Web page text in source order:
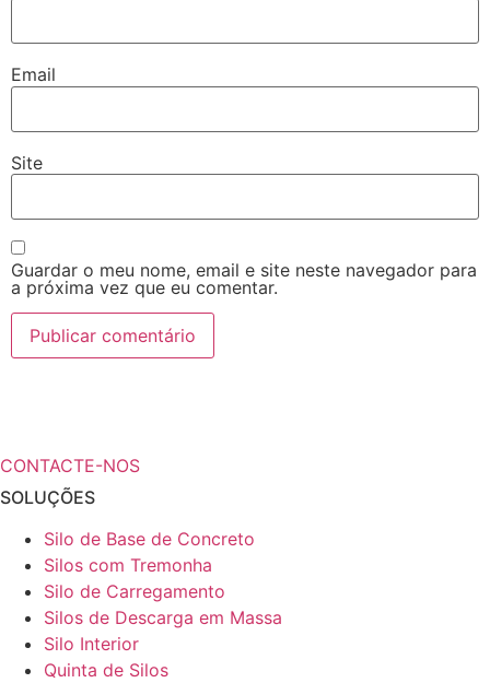
Email
Site
Guardar o meu nome, email e site neste navegador para
a próxima vez que eu comentar.
CONTACTE-NOS
SOLUÇÕES
Silo de Base de Concreto
Silos com Tremonha
Silo de Carregamento
Silos de Descarga em Massa
Silo Interior
Quinta de Silos